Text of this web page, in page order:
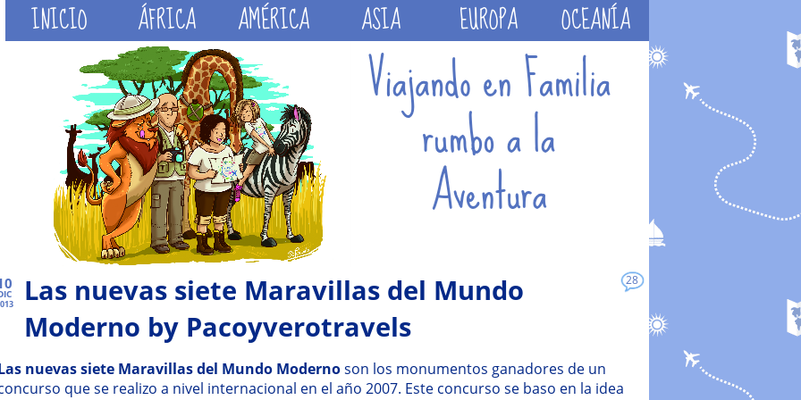
INICIO ÁFRICA AMÉRICA ASIA EUROPA OCEANÍA
28
Las nuevas siete Maravillas del Mundo
Moderno by Pacoyverotravels
nuevas siete Maravillas del Mundo Modernoson los monumentos ganadores de un
que se realizo a nivel internacional en el año 2007. Este concurso se baso en la idea